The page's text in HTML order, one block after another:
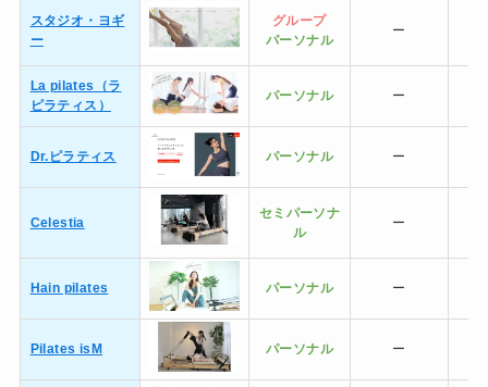
スタジオ・ヨギ
ー
グループ
パーソナル
ー
La pilates（ラ
ピラティス）
パーソナル ー
Dr.ピラティス パーソナル ー
Celestia
セミ パーソナ
ル
ー
Hain pilates パーソナル ー
Pilates isM パーソナル ー